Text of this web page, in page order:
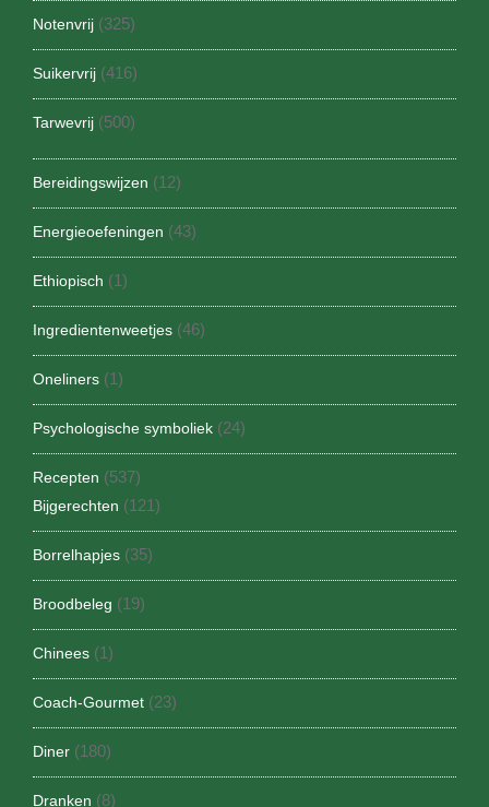
Notenvrij (325)
Suikervrij (416)
Tarwevrij (500)
Bereidingswijzen (12)
Energieoefeningen (43)
Ethiopisch (1)
Ingredientenweetjes (46)
Oneliners (1)
Psychologische symboliek (24)
Recepten (537)
Bijgerechten (121)
Borrelhapjes (35)
Broodbeleg (19)
Chinees (1)
Coach-Gourmet (23)
Diner (180)
Dranken (8)